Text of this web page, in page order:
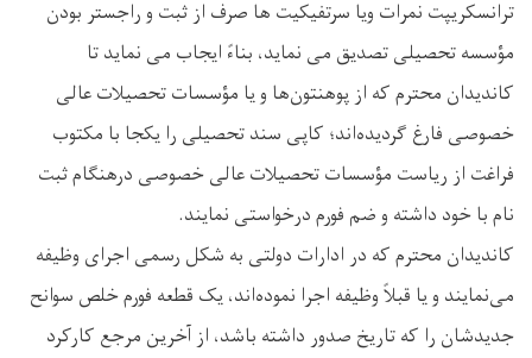
ترانسکریپت نمرات ویا سرتفیکیت ها صرف از ثبت و راجستر بودن
مؤسسه تحصیلی تصدیق می‌ نماید، بناءً ایجاب می ‌نماید تا
کاندیدان محترم که از پوهنتون‌ها و یا مؤسسات تحصیلات عالی
خصوصی فارغ گردیده‌اند؛ کاپی سند تحصیلی را یکجا با مکتوب
فراغت از ریاست مؤسسات تحصیلات عالی خصوصی درهنگام ثبت
نام با خود داشته و ضم فورم درخواستی نمایند.
کاندیدان محترم که در ادارات دولتی به شکل رسمی اجرای وظیفه
می‌نمایند و یا قبلاً وظیفه اجرا نموده‌اند، یک قطعه فورم خلص سوانح
جدید‌شان را که تاریخ صدور داشته باشد، از آخرین مرجع کارکرد